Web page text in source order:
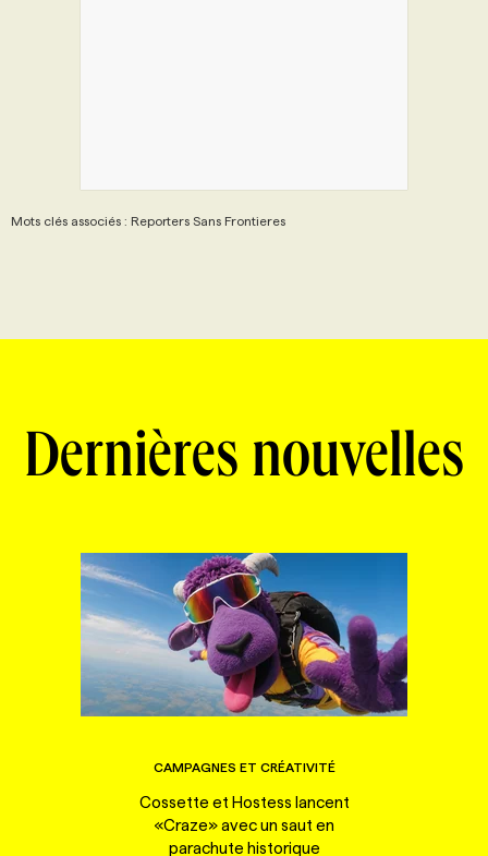
Mots clés associés : Reporters Sans Frontieres
Dernières nouvelles
CAMPAGNES ET CRÉATIVITÉ
Cossette et Hostess lancent
«Craze» avec un saut en
parachute historique